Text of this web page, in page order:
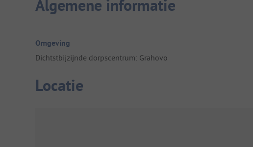
Algemene informatie
Omgeving
Dichtstbijzijnde dorpscentrum: Grahovo
Locatie